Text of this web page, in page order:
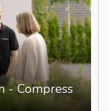
- Compress